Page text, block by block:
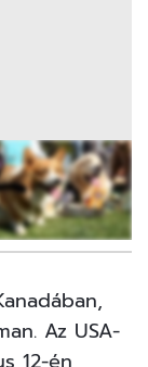
Az USA-